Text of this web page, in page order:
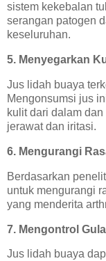
sistem kekebalan
serangan patogen
keseluruhan.
5. Menyegarkan
Jus lidah buaya
Mengonsumsi jus
kulit dari dalam
jerawat dan iritasi.
6. Mengurangi
Berdasarkan
untuk mengurangi
yang menderita
7. Mengontrol
Jus lidah buaya